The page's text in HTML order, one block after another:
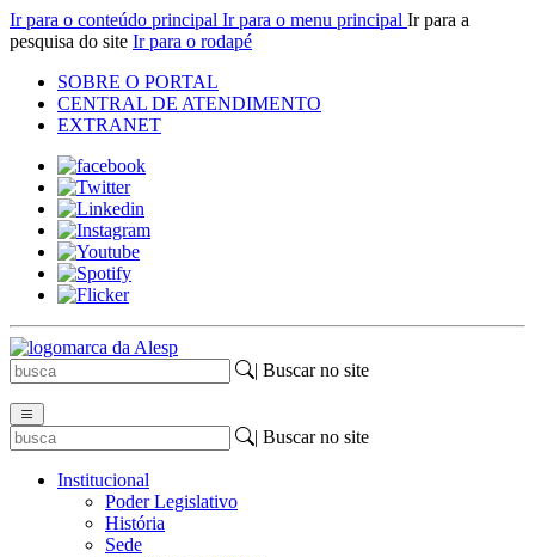
Ir para o conteúdo principal Ir para o menu principal Ir para a
pesquisa do site Ir para o rodapé
SOBRE O PORTAL
CENTRAL DE ATENDIMENTO
EXTRANET
| Buscar no site
| Buscar no site
Institucional
Poder Legislativo
História
Sede